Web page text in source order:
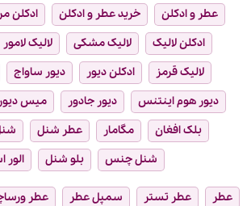
عطر و ادکلن خرید عطر و ادکلن ادکلن
ادکلن لالیک
لالیک مشکی لالیک لامور
لالیک قرمز
ادکلن دیور دیور ساواج
دیور هوم اینتنس
دیور جادور میس دیور
بلک افغان
مگامار عطر شنل
شنل چنس
بلو شنل الور
عطر عطر تستر سمپل عطر عطر